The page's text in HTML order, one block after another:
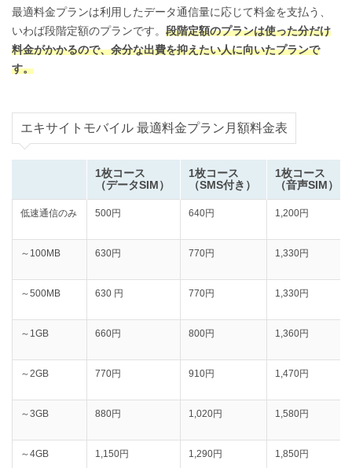
最適料金プランは利用したデータ通信量に応じて料金を支払う、
いわば段階定額のプランです。 段階定額のプランは使った分だけ
料金がかかるので、余分な出費を抑えたい人に向いたプランで
す。
エキサイトモバイル 最適料金プラン月額料金表
1枚コース
（データSIM）
1枚コース
（SMS付き）
1枚コース
（音声SIM）
低速通信のみ 500円 640円 1,200円
～100MB 630円 770円 ‭1,330‬円
～500MB 630 円 770円 ‭1,330‬円
～1GB 660円 800円 ‭1,360‬円
～2GB 770円 ‭910‬円 ‭1,470‬円
～3GB 880円 ‭1,020‬‬円 ‭1,580‬円
～4GB 1,150円 1,290円 ‭1,850‬円